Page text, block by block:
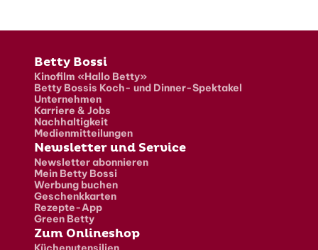
Fusszeile
Betty Bossi
Kinofilm «Hallo Betty»
Betty Bossis Koch- und Dinner-Spektakel
Unternehmen
Karriere & Jobs
Nachhaltigkeit
Medienmitteilungen
Newsletter und Service
Newsletter abonnieren
Mein Betty Bossi
Werbung buchen
Geschenkkarten
Rezepte-App
Green Betty
Zum Onlineshop